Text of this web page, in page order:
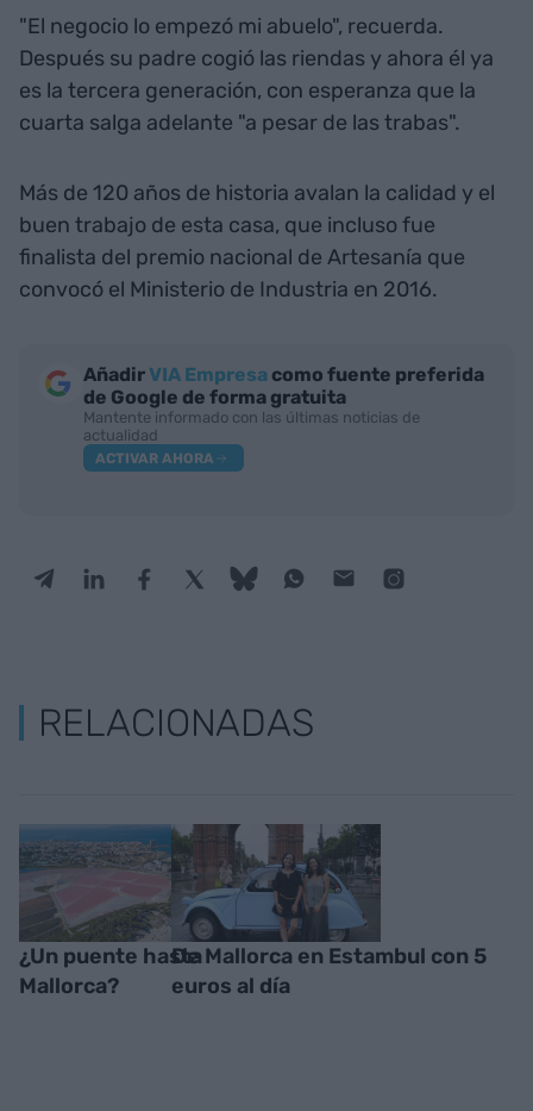
"El negocio lo empezó mi abuelo", recuerda.
Después su padre cogió las riendas y ahora él ya
es la tercera generación, con esperanza que la
cuarta salga adelante "a pesar de las trabas".
Más de 120 años de historia avalan la calidad y el
buen trabajo de esta casa, que incluso fue
finalista del premio nacional de Artesanía que
convocó el Ministerio de Industria en 2016.
AñadirVIA Empresa como fuente preferida
de Google de forma gratuita
Mantente informado con las últimas noticias de
actualidad
ACTIVAR AHORA
RELACIONADAS
¿Un puente hasta
Mallorca?
De Mallorca en Estambul con 5
euros al día